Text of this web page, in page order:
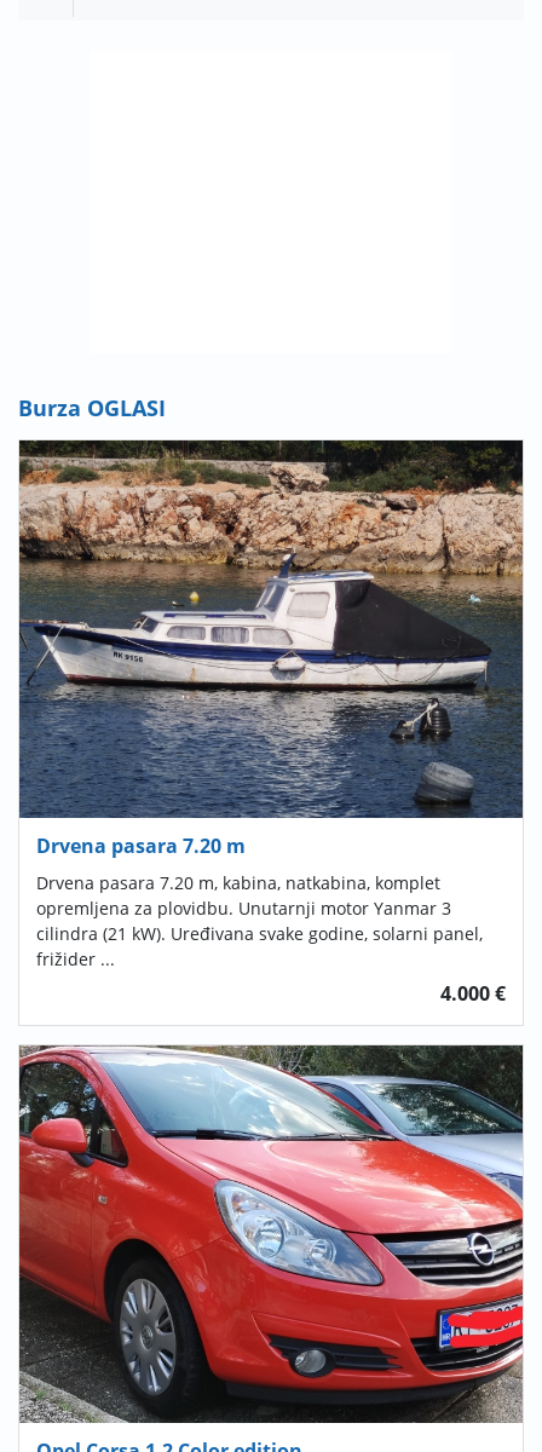
Burza OGLASI
Drvena pasara 7.20 m
Drvena pasara 7.20 m, kabina, natkabina, komplet
opremljena za plovidbu. Unutarnji motor Yanmar 3
cilindra (21 kW). Uređivana svake godine, solarni panel,
frižider ...
4.000 €